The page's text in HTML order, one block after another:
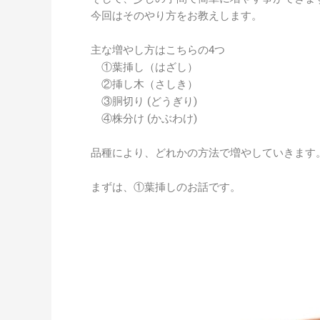
今回はそのやり方をお教えします。
主な増やし方はこちらの4つ
①葉挿し（はざし）
②挿し木（さしき）
③胴切り (どうぎり)
④株分け (かぶわけ)
品種により、どれかの方法で増やしていきます
まずは、①葉挿しのお話です。